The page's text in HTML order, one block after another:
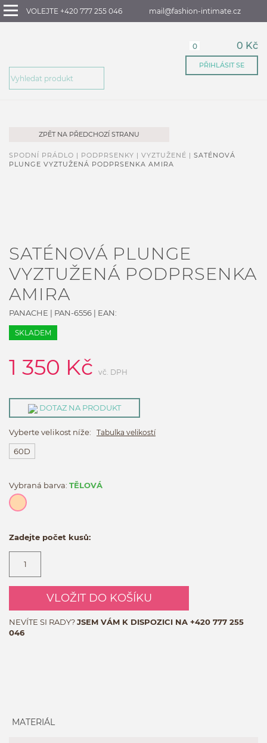
VOLEJTE +420 777 255 046 mail@fashion-intimate.cz
0 0 Kč
PŘIHLÁSIT SE
ZPĚT NA PŘEDCHOZÍ STRANU
SPODNÍ PRÁDLO | PODPRSENKY | VYZTUŽENÉ | SATÉNOVÁ
PLUNGE VYZTUŽENÁ PODPRSENKA AMIRA
SATÉNOVÁ PLUNGE
VYZTUŽENÁ PODPRSENKA
AMIRA
PANACHE | PAN-6556 | EAN:
SKLADEM
1 350 Kč vč. DPH
DOTAZ NA PRODUKT
Vyberte velikost níže: Tabulka velikostí
60D
Vybraná barva: TĚLOVÁ
Zadejte počet kusů:
VLOŽIT DO KOŠÍKU
NEVÍTE SI RADY?JSEM VÁM K DISPOZICI NA +420 777 255
046
MATERIÁL